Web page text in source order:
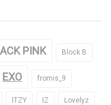
PINK Block B
EXO fromis_9
ITZY IZ Lovelyz